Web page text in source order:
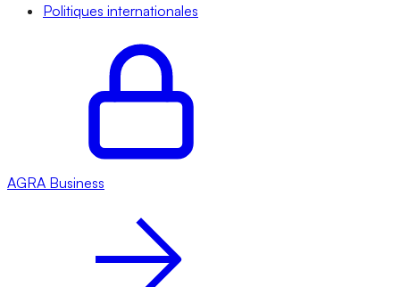
Politiques internationales
AGRA Business